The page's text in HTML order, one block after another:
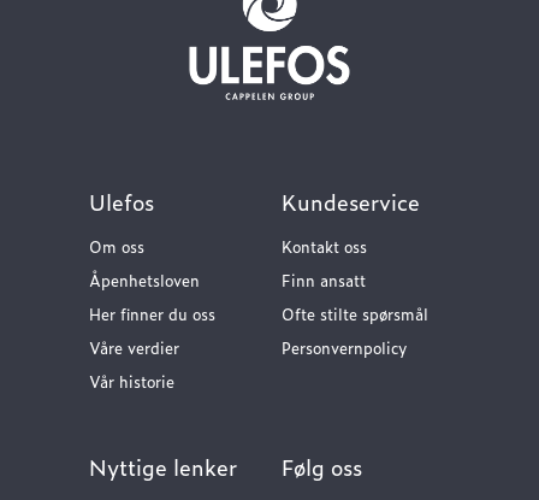
Ulefos
Om oss
Åpenhetsloven
Her finner du oss
Våre verdier
Vår historie
Kundeservice
Kontakt oss
Finn ansatt
Ofte stilte spørsmål
Personvernpolicy
Nyttige lenker Følg oss